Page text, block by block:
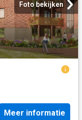
Foto bekijken
Meer informatie